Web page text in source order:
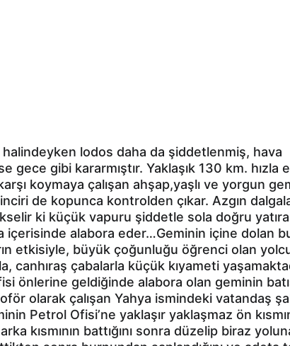
halindeyken lodos daha da şiddetlenmiş, hava
gece gibi kararmıştır. Yaklaşık 130 km. hızla
koymaya çalışan ahşap,yaşlı ve yorgun
de kopunca kontrolden çıkar. Azgın
ki küçük vapuru şiddetle sola doğru
içerisinde alabora eder…Geminin içine dolan
etkisiyle, büyük çoğunluğu öğrenci olan
canhıraş çabalarla küçük kıyameti
önlerine geldiğinde alabora olan geminin
olarak çalışan Yahya ismindeki vatandaş
Petrol Ofisi’ne yaklaşır yaklaşmaz ön
kısmının battığını sonra düzelip biraz